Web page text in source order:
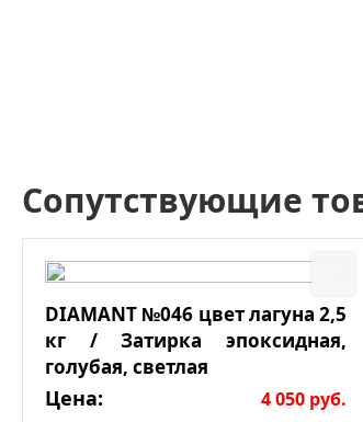
Сопутствующие
DIAMANT №046 цвет лагуна 2,5
кг / Затирка эпоксидная,
голубая, светлая
Цена: 4 050 руб.